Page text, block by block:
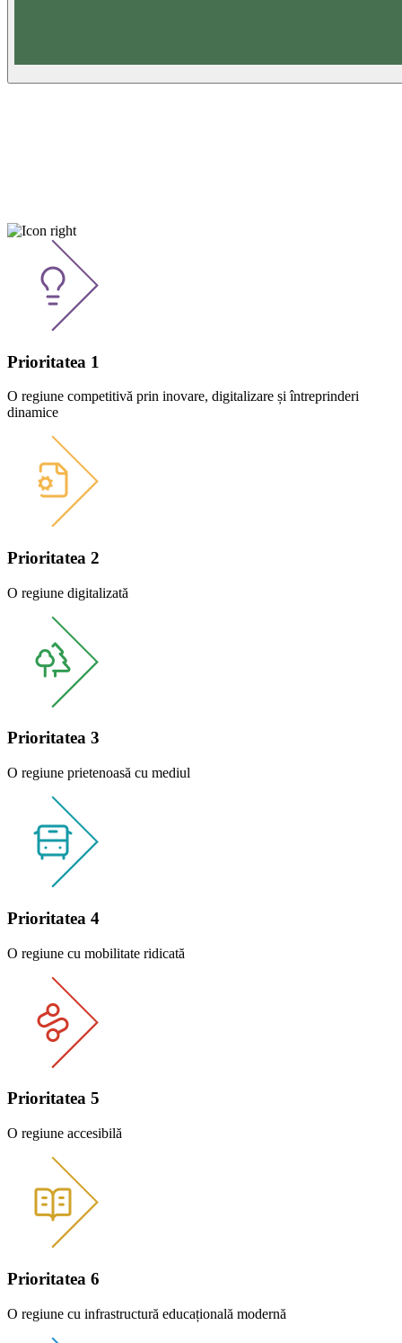
Apeluri active
Prioritatea 1
O regiune competitivă prin inovare, digitalizare și întreprinderi
dinamice
Prioritatea 2
O regiune digitalizată
Prioritatea 3
O regiune prietenoasă cu mediul
Prioritatea 4
O regiune cu mobilitate ridicată
Prioritatea 5
O regiune accesibilă
Prioritatea 6
O regiune cu infrastructură educațională modernă